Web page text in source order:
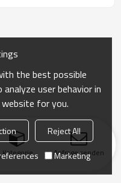
Kategorie Anfrage senden
the best possible
user behavior in
for you.
Reject All
Marketing